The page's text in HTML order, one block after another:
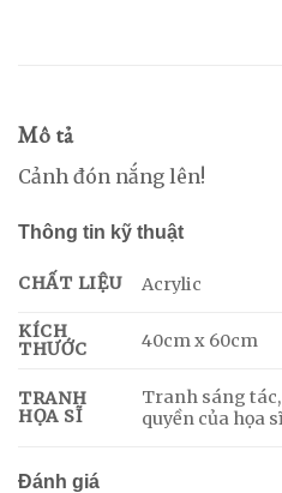
Mô tả
Cảnh đón nắng lên!
Thông tin kỹ thuật
CHẤT LIỆU Acrylic
KÍCH
THƯỚC
40cm x 60cm
TRANH
HỌA SĨ
Tranh sáng tác,
quyền của họa
Đánh giá